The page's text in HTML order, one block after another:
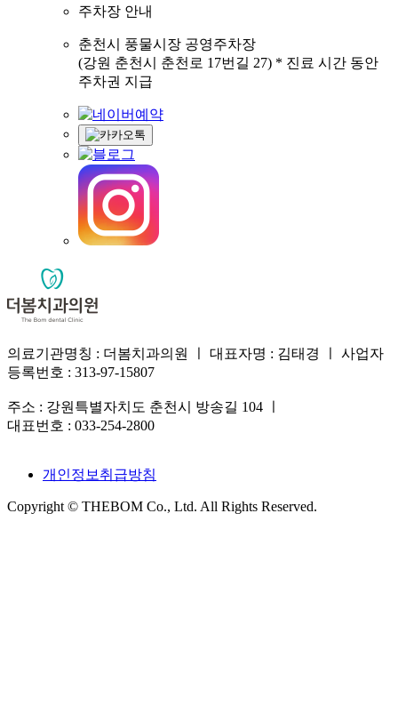
주차장 안내
춘천시 풍물시장 공영주차장
(강원 춘천시 춘천로 17번길 27) * 진료 시간 동안
주차권 지급
의료기관명칭 : 더봄치과의원 ㅣ 대표자명 : 김태경 ㅣ 사업자
등록번호 : 313-97-15807
주소 : 강원특별자치도 춘천시 방송길 104 ㅣ
대표번호 : 033-254-2800
개인정보취급방침
Copyright © THEBOM Co., Ltd. All Rights Reserved.